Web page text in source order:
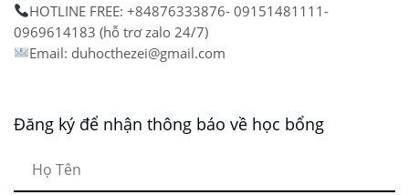
HOTLINE FREE: +84876333876- 09151481111-
0969614183 (hỗ trơ zalo 24/7)
Email: duhocthezei@gmail.com
Đăng ký để nhận thông báo về học bổng